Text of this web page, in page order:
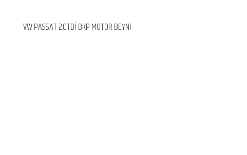
VW PASSAT 2.0TDİ BKP MOTOR BEYNİ